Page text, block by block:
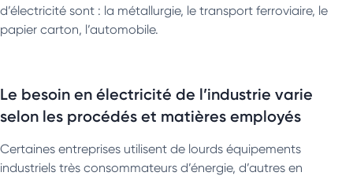
d’électricité sont : la métallurgie, le transport ferroviaire, le
papier carton, l’automobile.
Le besoin en électricité de l’industrie varie
selon les procédés et matières employés
Certaines entreprises utilisent de lourds équipements
industriels très consommateurs d’énergie, d’autres en